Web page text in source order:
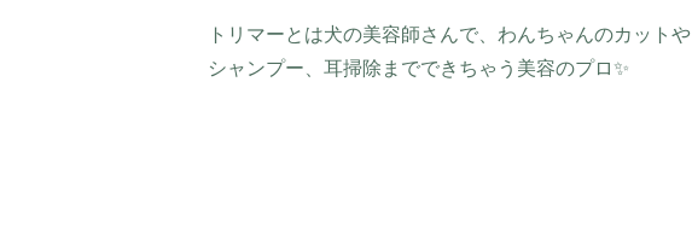
トリマーとは犬の美容師さんで、わんちゃんのカットや
シャンプー、耳掃除までできちゃう美容のプロ✨